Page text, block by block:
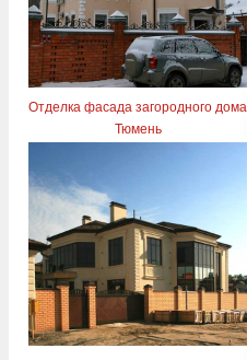
Отделка фасада загородного дома
Тюмень